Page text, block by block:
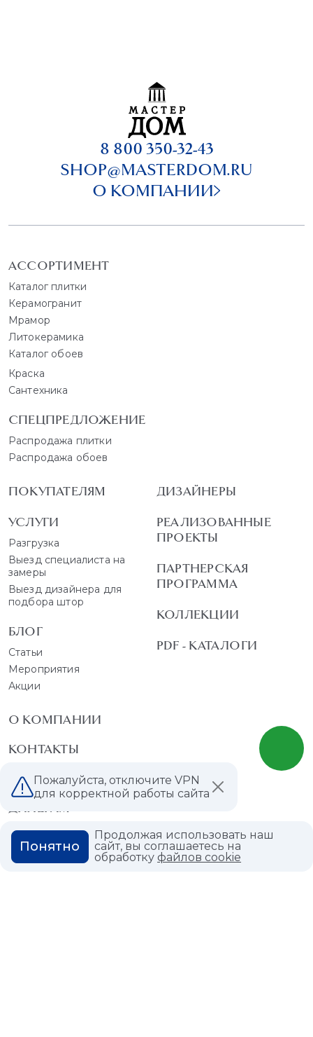
8 800 350-32-43
SHOP@MASTERDOM.RU
О КОМПАНИИ
АССОРТИМЕНТ
Каталог плитки
Керамогранит
Мрамор
Литокерамика
Каталог обоев
Краска
Сантехника
СПЕЦПРЕДЛОЖЕНИЕ
Распродажа плитки
Распродажа обоев
ПОКУПАТЕЛЯМ
УСЛУГИ
Разгрузка
Выезд специалиста на
замеры
Выезд дизайнера для
подбора штор
БЛОГ
Статьи
Мероприятия
Акции
ДИЗАЙНЕРЫ
РЕАЛИЗОВАННЫЕ
ПРОЕКТЫ
ПАРТНЕРСКАЯ
ПРОГРАММА
КОЛЛЕКЦИИ
PDF - КАТАЛОГИ
О КОМПАНИИ
КОНТАКТЫ
МАГАЗИНЫ
ДИЛЕРАМ
ВАКАНСИИ
ВОПРОС ОТВЕТ
Пожалуйста, отключите VPN
для корректной работы сайта
Продолжая использовать наш
сайт, вы соглашаетесь на
обработкуфайлов cookie
Понятно